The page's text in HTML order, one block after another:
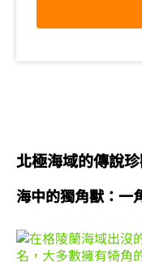
北極海域的傳說
海中的獨角獸：一